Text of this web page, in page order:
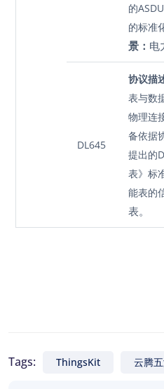
的
的标准
景： 电
DL645
协议描
表与数
物理连
备依据
提出的
表》标
能表的
表。
Tags: ThingsKit 云腾